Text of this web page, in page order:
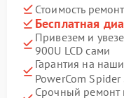
Стоимость
Бесплатная
Привезем и
900U LCD сами
Гарантия на
PowerCom
Срочный ремонт